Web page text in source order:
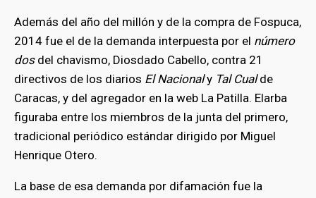
Además del año del millón y de la compra de Fospuca,
2014 fue el de la demanda interpuesta por el número
dosdel chavismo, Diosdado Cabello, contra 21
directivos de los diarios El Nacionaly Tal Cualde
Caracas, y del agregador en la web La Patilla. Elarba
figuraba entre los miembros de la junta del primero,
tradicional periódico estándar dirigido por Miguel
Henrique Otero.
La base de esa demanda por difamación fue la